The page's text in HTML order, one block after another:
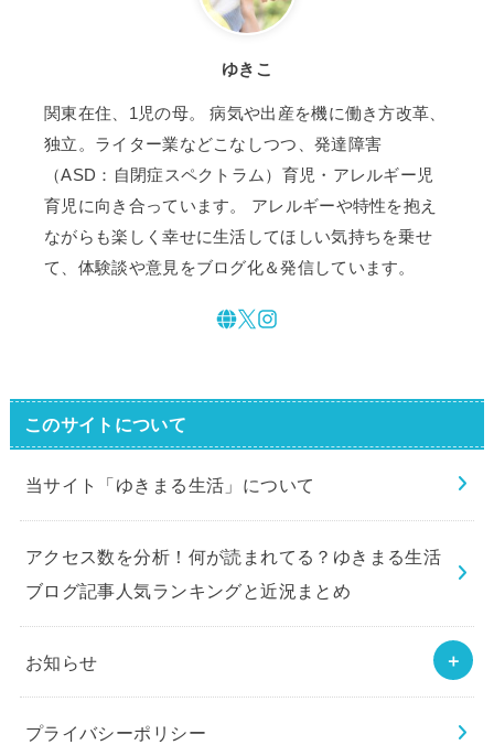
ゆきこ
関東在住、1児の母。 病気や出産を機に働き方改革、
独立。ライター業などこなしつつ、発達障害
（ASD：自閉症スペクトラム）育児・アレルギー児
育児に向き合っています。 アレルギーや特性を抱え
ながらも楽しく幸せに生活してほしい気持ちを乗せ
て、体験談や意見をブログ化＆発信しています。
このサイトについて
当サイト「ゆきまる生活」について
アクセス数を分析！何が読まれてる？ゆきまる生活
ブログ記事人気ランキングと近況まとめ
お知らせ
プライバシーポリシー